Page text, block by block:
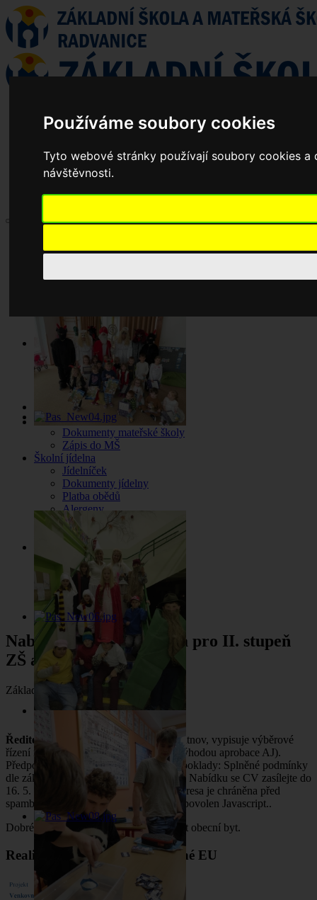
Používáme soubory cookies
Tyto webové stránky používají soubory cookies
návštěvnosti.
Základní škola
Dokumenty základní školy
Zápisy jednání
Pronájem tělocvičny
Školní družina
O nás
Informace o školní družině
Dokumenty školní družiny
Zájmová činnost dětí
Mateřská škola
Aktuality z MŠ
Dokumenty mateřské školy
Zápis do MŠ
Školní jídelna
Jídelníček
Dokumenty jídelny
Platba obědů
Alergeny
Odhlášení obědů
Stav konta
Kontakt
Vedení školy
Základní škola
Mateřská škola
Školní jídelna
Školní družina
Nabídka místa - učitel/ka pro II. stupeň
ZŠ a MŠ Radvanice
Základní údaje
Robert Hager
1. květen 2025
Ředitel ZŠ a MŠ Radvanice
, okres Trutnov, vypisuje výběrové
řízení na místo učitel/ka 2. stupně ZŠ (výhodou aprobace AJ).
Předpokládaný nástup – dohodou. Předpoklady: Splněné podmínky
dle zákona č. 563/2004 v platném znění. Nabídku se CV zasílejte do
16. 5. 2025 na e-mail:
Tato e-mailová adresa je chráněna před
spamboty. Pro její zobrazení musíte mít povolen Javascript..
Dobré platové podmínky, možnost získat obecní byt.
Realizujeme projekty podpořené EU